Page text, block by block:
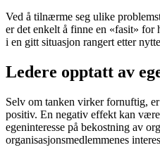
Ved å tilnærme seg ulike
er det enkelt å finne en «fasit» for
i en gitt situasjon rangert etter
Ledere opptatt av
Selv om tanken virker fornuftig,
positiv. En negativ effekt kan
egeninteresse på bekostning av
organisasjonsmedlemmenes